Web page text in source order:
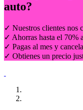
auto?
✓ Nuestros clientes nos
✓ Ahorras hasta el 70%
✓ Pagas al mes y
✓ Obtienes un precio